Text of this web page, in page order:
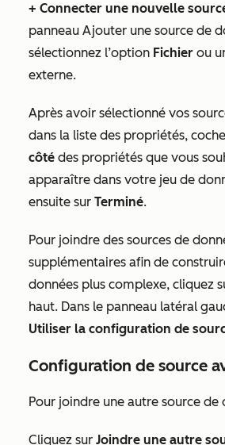
+ Connecter une nouvelle
panneau Ajouter une source de
sélectionnez l’option Fichier ou
externe.
Après avoir sélectionné vos
dans la liste des propriétés,
côté des propriétés que vous
apparaître dans votre jeu de
ensuite sur Terminé.
Pour joindre des sources de
supplémentaires afin de
données plus complexe, cliquez
haut. Dans le panneau latéral
Utiliser la configuration de
Configuration de source
Pour joindre une autre source de
Cliquez sur Joindre une autre